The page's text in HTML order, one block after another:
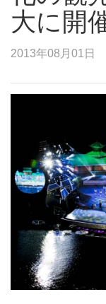
大に開
2013年08月01日